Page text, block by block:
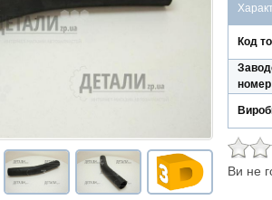
Код
номер
Ви не